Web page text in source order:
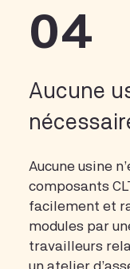
04
Aucune
Aucune usine
composants
facilement et
modules par
travailleurs